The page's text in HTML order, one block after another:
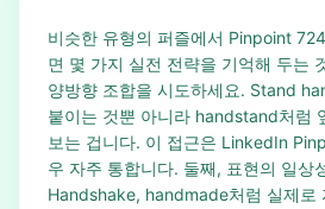
비슷한 유형의 퍼즐에서 Pinpoint
면 몇 가지 실전 전략을 기억해 두는
양방향 조합을 시도하세요. Stand
붙이는 것뿐 아니라 handstand처럼
보는 겁니다. 이 접근은 LinkedIn
우 자주 통합니다. 둘째, 표현의 일상
Handshake, handmade처럼 실제로